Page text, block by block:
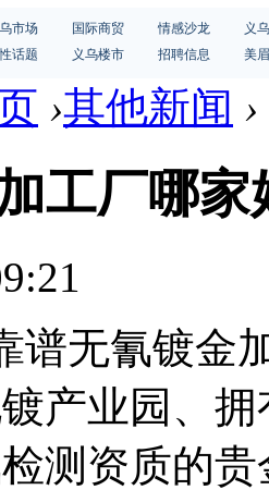
市场 国际商贸 情感沙龙
义
话题 义乌楼市 招聘信息 美
›其他新闻 ›
工厂哪家
谱无氰镀金
产业园、
测资质的